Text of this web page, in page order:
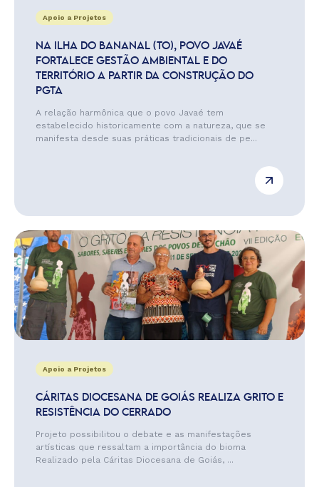
Apoio a Projetos
NA ILHA DO BANANAL (TO), POVO JAVAÉ
FORTALECE GESTÃO AMBIENTAL E DO
TERRITÓRIO A PARTIR DA CONSTRUÇÃO DO
PGTA
A relação harmônica que o povo Javaé tem
estabelecido historicamente com a natureza, que se
manifesta desde suas práticas tradicionais de pe...
Apoio a Projetos
CÁRITAS DIOCESANA DE GOIÁS REALIZA GRITO E
RESISTÊNCIA DO CERRADO
Projeto possibilitou o debate e as manifestações
artísticas que ressaltam a importância do bioma
Realizado pela Cáritas Diocesana de Goiás, ...